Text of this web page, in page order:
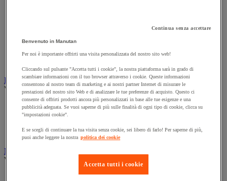
Lampadina
Proiettore da cantiere
Ingrassaggio e lubrificazione
Vedi tutte le categorie
Anti-aderente
Attrezzi per lubrificazione
Lubrificante e sbloccante
Marcatura
Vedi tutte le categorie
Continua senza accettare
Benvenuto in Manutan
Per noi è importante offrirti una visita personalizzata del nostro sito web!
Cliccando sul pulsante "Accetta tutti i cookie", la nostra piattaforma sarà in grado di
scambiare informazioni con il tuo browser attraverso i cookie. Queste informazioni
consentono al nostro team di marketing e ai nostri partner Internet di misurare le
prestazioni del nostro sito Web e di analizzare le tue preferenze di acquisto. Questo ci
consente di offrirti prodotti ancora più personalizzati in base alle tue esigenze e una
pubblicità adeguata. Se vuoi saperne di più sulle finalità di ogni tipo di cookie, clicca su
"impostazioni cookie".
E se scegli di continuare la tua visita senza cookie, sei libero di farlo! Per saperne di più,
puoi anche leggere la nostra politica dei cookie
Accetta tutti i cookie